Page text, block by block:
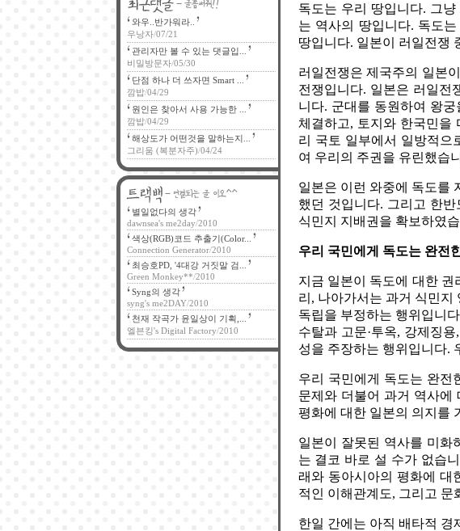
와우..반가워라..
우낭자/07/21
관리자만 볼 수 있는 댓글입...
비밀방문자/05/30
단점 하나 더 쓰자면 Smart ...
깜밥/04/29
원인은 찾아서 사용 가능한 ...
깜밥/04/29
해상도가 어떤것을 말하는지...
그리움 (복분자주)/04/24
별일없다의 생각
dawnsea's me2day/2010
색상(RGB)코드 추출기(Color...
Connection Generator/2010
최승호PD, '4대강 거짓말 검...
Green Monkey**/2010
Syng의 생각
syng's me2DAY/2010
천재 작곡가 윤일상이 기획,...
엘븐킹's Digital Factory/2010
독도는 우리 땅입니다. 그
는 역사의 땅입니다. 독도
땅입니다. 일본이 러일전쟁
러일전쟁은 제국주의 일본
전쟁입니다. 일본은 러일전
니다. 군대를 동원하여 왕
체결하고, 토지와 한국민을
리 국토 일부에서 일방적으
여 우리의 주권을 유린했습
일본은 이런 와중에 독도를
했던 것입니다. 그리고 한
식민지 지배권을 확보하였
우리 국민에게 독도는 완전
지금 일본이 독도에 대한
리, 나아가서는 과거 식민
독립을 부정하는 행위입니
수탈과 고문·투옥, 강제징
성을 주장하는 행위입니다.
우리 국민에게 독도는 완전
문제와 더불어 과거 역사에
평화에 대한 일본의 의지를
일본이 잘못된 역사를 미화
는 결코 바로 설 수가 없습
래와 동아시아의 평화에 대
적인 이해관계도, 그리고 문
한일 간에는 아직 배타적 경